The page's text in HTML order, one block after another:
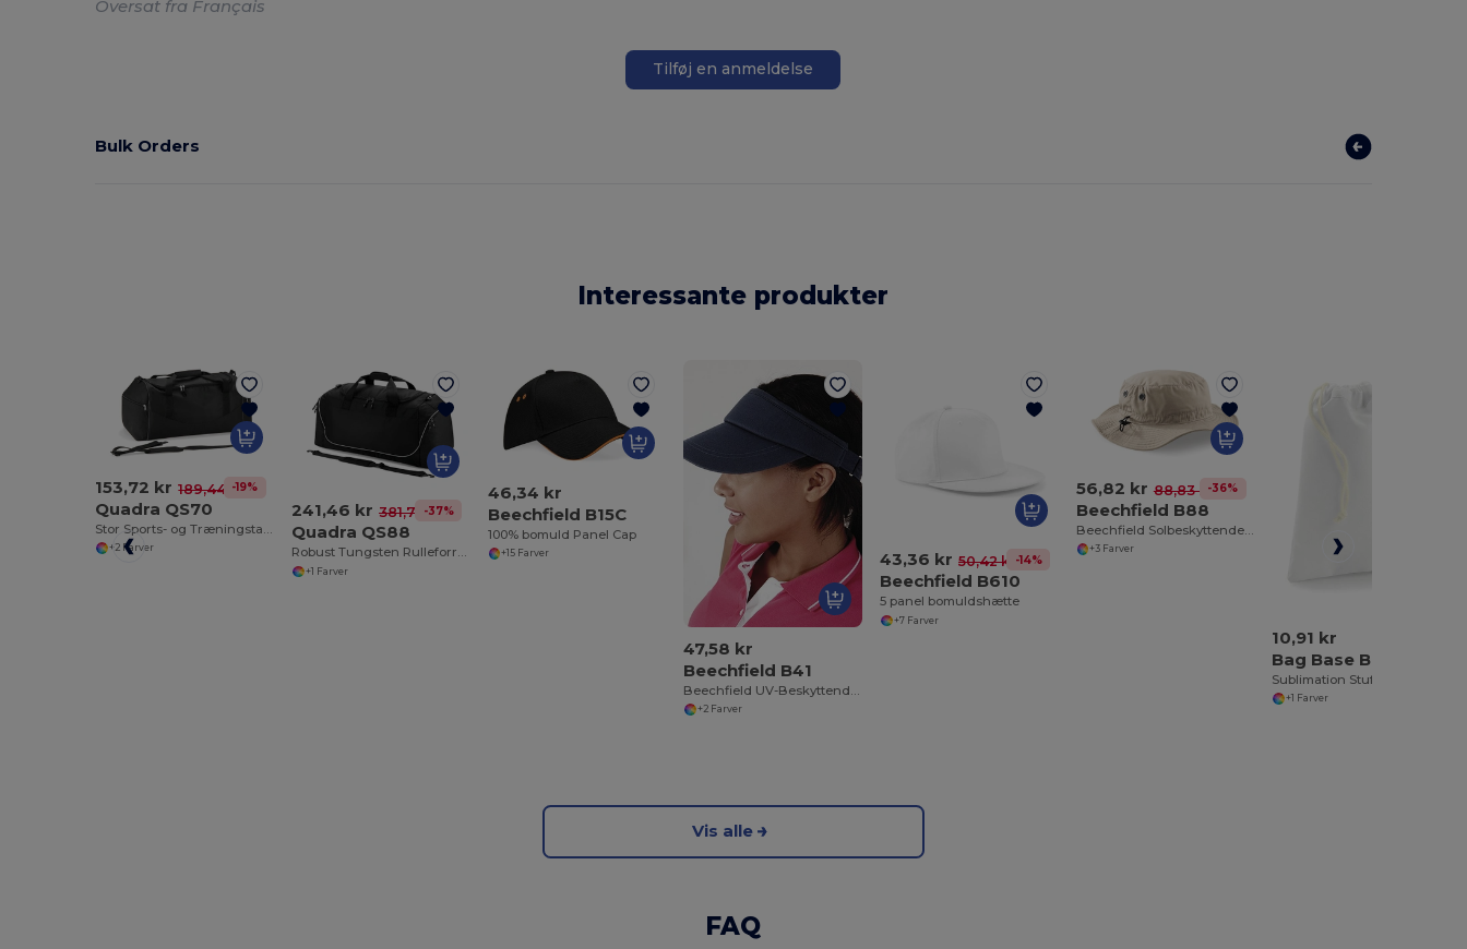
Oversat fra Français
Tilføj en anmeldelse
Bulk Orders
Interessante produkter
153,72 kr 189,44 kr-19%
Quadra QS70
+2 Farver
241,46 kr 381,79 kr
-37%
Quadra QS88
Robust Tungsten Rulleforretnings Taske
+1 Farver
46,34 kr
Beechfield B15C
100% bomuld Panel Cap
+15 Farver
47,58 kr
Beechfield B41
Beechfield UV-Beskyttende Sportsvisor
+2 Farver
43,36 kr 50,42 kr-14%
Beechfield B610
5 panel bomuldshætte
+7 Farver
56,82 kr 88,83 kr-36%
Beechfield B88
Beechfield Solbeskyttende Cargo Hat
+3 Farver
10,91 kr
Bag Base BG915
Sublimation Stuff Bag
+1 Farver
Vis alle
FAQ